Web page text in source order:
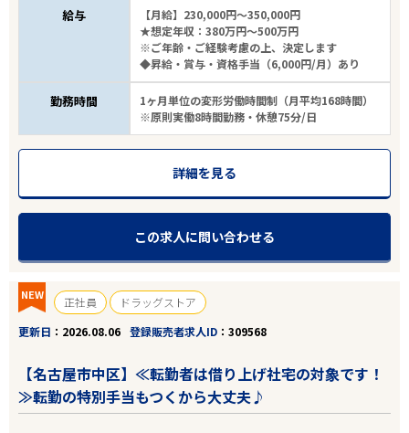
給与
【月給】230,000円～350,000円
★想定年収：380万円～500万円
※ご年齢・ご経験考慮の上、決定します
◆昇給・賞与・資格手当（6,000円/月）あり
勤務時間
1ヶ月単位の変形労働時間制（月平均168時間）
※原則実働8時間勤務・休憩75分/日
詳細を見る
この求人に問い合わせる
NEW 正社員
ドラッグストア
更新日
2026.08.06 登録販売者求人ID 309568
【名古屋市中区】≪転勤者は借り上げ社宅の対象です！
≫転勤の特別手当もつくから大丈夫♪